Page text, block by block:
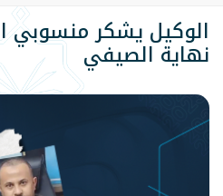
الوكيل يشكر منسوبي
نهاية الصيفي